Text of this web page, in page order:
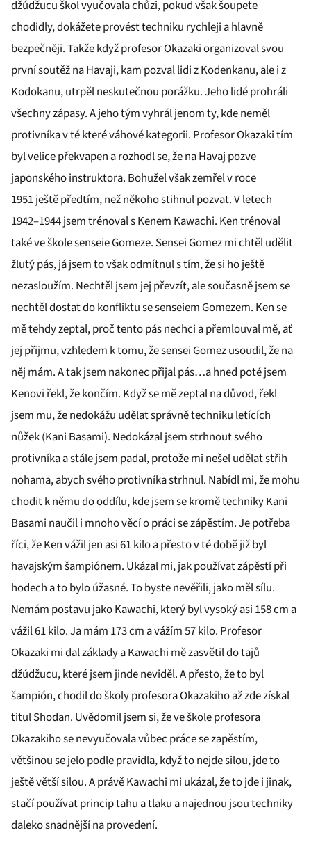
džúdžucu škol vyučovala chůzi, pokud však šoupete
chodidly, dokážete provést techniku rychleji a hlavně
bezpečněji. Takže když profesor Okazaki organizoval svou
první soutěž na Havaji, kam pozval lidi z Kodenkanu, ale i z
Kodokanu, utrpěl neskutečnou porážku. Jeho lidé prohráli
všechny zápasy. A jeho tým vyhrál jenom ty, kde neměl
protivníka v té které váhové kategorii. Profesor Okazaki tím
byl velice překvapen a rozhodl se, že na Havaj pozve
japonského instruktora. Bohužel však zemřel v roce
1951 ještě předtím, než někoho stihnul pozvat. V letech
1942–1944 jsem trénoval s Kenem Kawachi. Ken trénoval
také ve škole senseie Gomeze. Sensei Gomez mi chtěl udělit
žlutý pás, já jsem to však odmítnul s tím, že si ho ještě
nezasloužím. Nechtěl jsem jej převzít, ale současně jsem se
nechtěl dostat do konfliktu se senseiem Gomezem. Ken se
mě tehdy zeptal, proč tento pás nechci a přemlouval mě, ať
jej přijmu, vzhledem k tomu, že sensei Gomez usoudil, že na
něj mám. A tak jsem nakonec přijal pás…a hned poté jsem
Kenovi řekl, že končím. Když se mě zeptal na důvod, řekl
jsem mu, že nedokážu udělat správně techniku letících
nůžek (Kani Basami). Nedokázal jsem strhnout svého
protivníka a stále jsem padal, protože mi nešel udělat střih
nohama, abych svého protivníka strhnul. Nabídl mi, že mohu
chodit k němu do oddílu, kde jsem se kromě techniky Kani
Basami naučil i mnoho věcí o práci se zápěstím. Je potřeba
říci, že Ken vážil jen asi 61 kilo a přesto v té době již byl
havajským šampiónem. Ukázal mi, jak používat zápěstí při
hodech a to bylo úžasné. To byste nevěřili, jako měl sílu.
Nemám postavu jako Kawachi, který byl vysoký asi 158 cm a
vážil 61 kilo. Ja mám 173 cm a vážím 57 kilo. Profesor
Okazaki mi dal základy a Kawachi mě zasvětil do tajů
džúdžucu, které jsem jinde neviděl. A přesto, že to byl
šampión, chodil do školy profesora Okazakiho až zde získal
titul Shodan. Uvědomil jsem si, že ve škole profesora
Okazakiho se nevyučovala vůbec práce se zapěstím,
většinou se jelo podle pravidla, když to nejde silou, jde to
ještě větší silou. A právě Kawachi mi ukázal, že to jde i jinak,
stačí používat princip tahu a tlaku a najednou jsou techniky
daleko snadnější na provedení.